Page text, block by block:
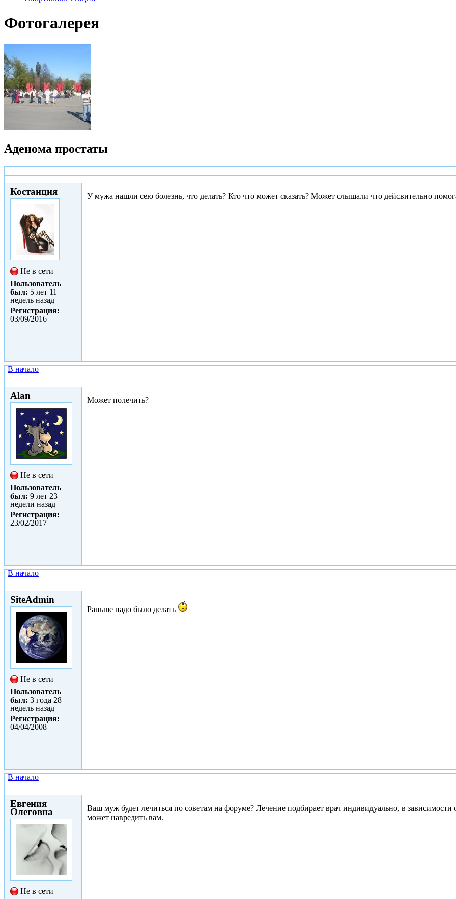
Фотогалерея
Аденома простаты
Костанция
Не в сети
Пользователь
был: 5 лет 11
недель назад
Регистрация:
03/09/2016
У мужа нашли сею болезнь, что делать? Кто что может сказать? Может слышали что дейсвительно
В начало
Alan
Не в сети
Пользователь
был: 9 лет 23
недели назад
Регистрация:
23/02/2017
Может полечить?
В начало
SiteAdmin
Не в сети
Пользователь
был: 3 года 28
недель назад
Регистрация:
04/04/2008
Раньше надо было делать
В начало
Евгения
Олеговна
Не в сети
Ваш муж будет лечиться по советам на форуме? Лечение подбирает врач индивидуально, в зависимости
может навредить вам.